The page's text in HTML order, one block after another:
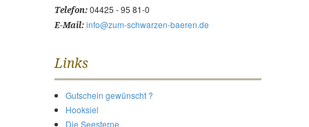
Telefon:04425 - 95 81-0
E-Mail: info@zum-schwarzen-baeren.de
Links
Gutschein gewünscht ?
Hooksiel
Die Seesterne